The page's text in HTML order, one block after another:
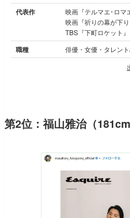
代表作
映画『テルマエ･ロマ
映画『祈りの幕が下り
TBS『下町ロケット』
職種
俳優・女優・タレン
第2位：福山雅治（181cm